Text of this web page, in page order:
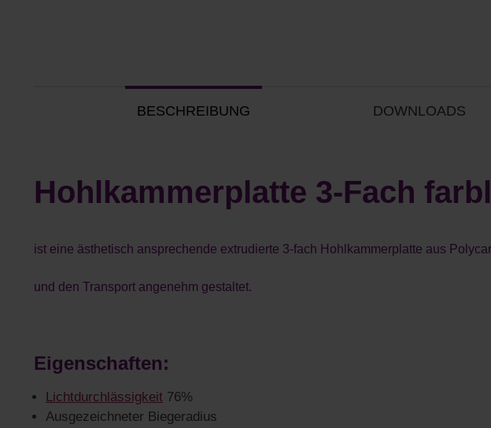
BESCHREIBUNG DOWNLOADS
Hohlkammerplatte 3-Fach
ist eine ästhetisch ansprechende extrudierte 3-fach Hohlkammerplatte aus
und den Transport angenehm gestaltet.
Eigenschaften:
Lichtdurchlässigkeit 76%
Ausgezeichneter Biegeradius